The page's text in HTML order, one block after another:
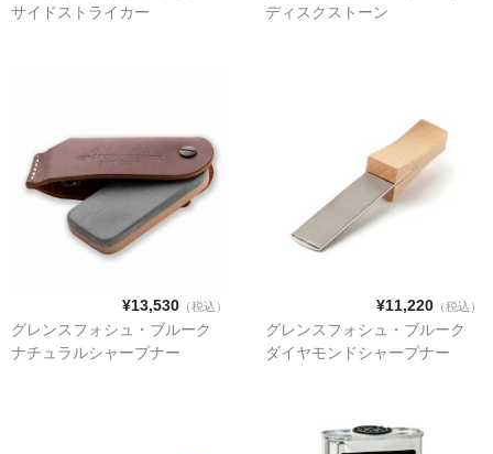
シングル煙突
アクセサリー
サイドストライカー
ディスクストーン
¥13,530（税込）
グレンスフォシュ・ブルーク
ナチュラルシャープナー
¥11,220（税込）
グレンスフォシュ・ブルーク
ダイヤモンドシャープナー